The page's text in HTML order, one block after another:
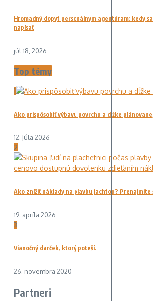
Hromadný dopyt personálnym agentúram: kedy
napísať
júl 18, 2026
Top témy
1
Ako prispôsobiť výbavu povrchu a dĺžke
12. júla 2026
2
Ako znížiť náklady na plavbu jachtou? Prenajmite
19. apríla 2026
3
Vianočný darček, ktorý poteší.
26. novembra 2020
Partneri